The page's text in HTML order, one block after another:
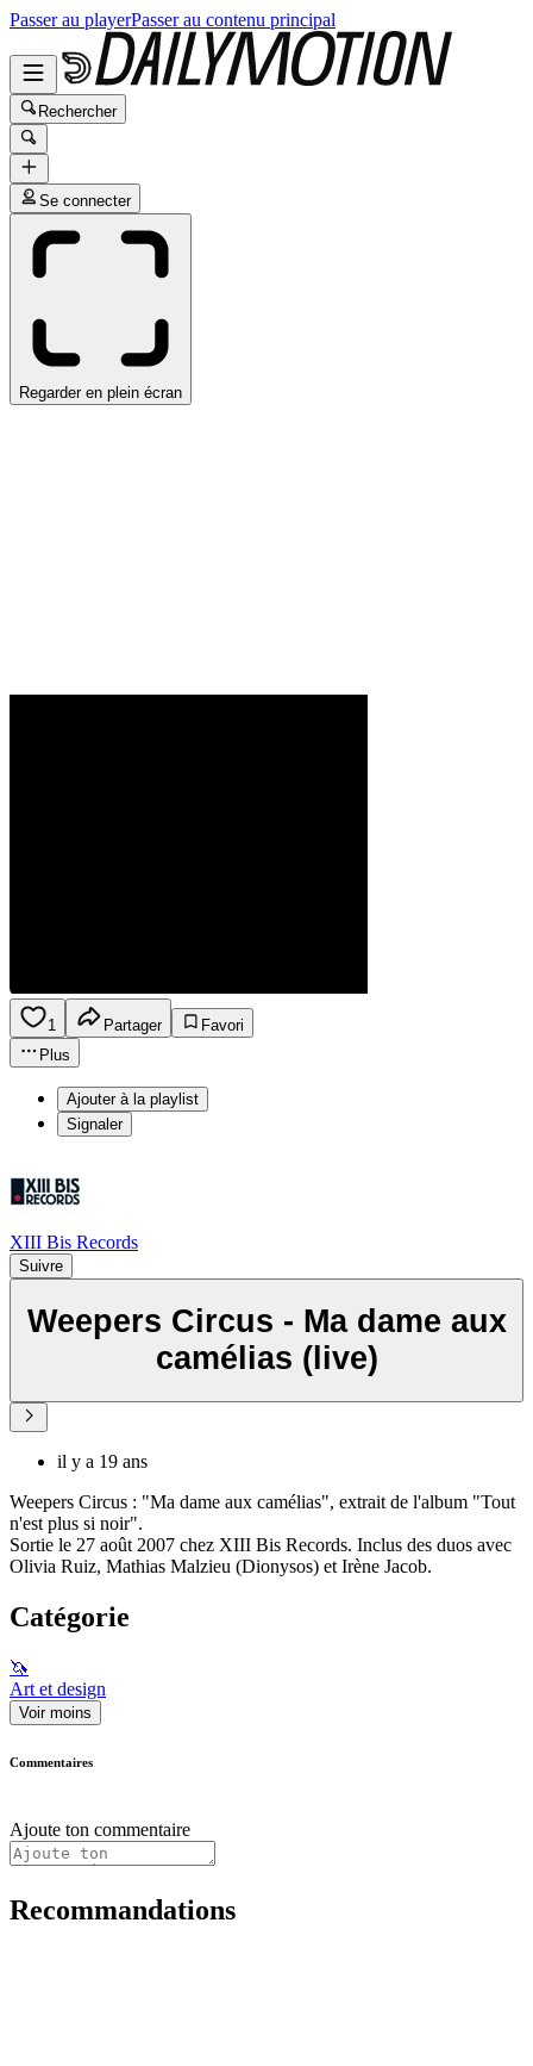
Passer au playerPasser au contenu principal
Rechercher
Se connecter
Regarder en plein écran
1 Partager
Favori
Plus
Ajouter à la playlist
Signaler
XIII Bis Records
Suivre
Weepers Circus - Ma dame aux
camélias (live)
il y a 19 ans
Weepers Circus : "Ma dame aux camélias", extrait de l'album "Tout
n'est plus si noir".
Sortie le 27 août 2007 chez XIII Bis Records. Inclus des duos avec
Olivia Ruiz, Mathias Malzieu (Dionysos) et Irène Jacob.
Catégorie
🦄
Art et design
Voir moins
Commentaires
Ajoute ton commentaire
Recommandations